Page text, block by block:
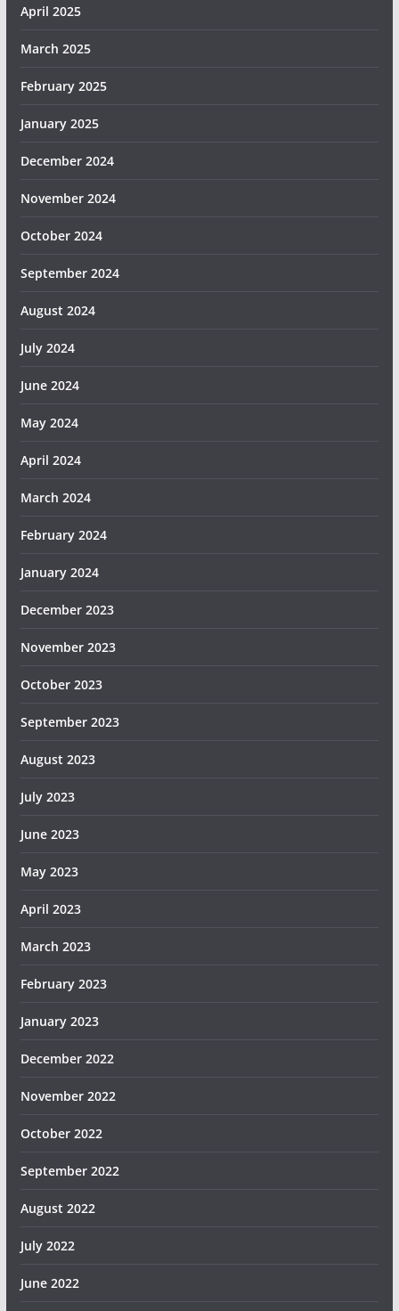
April 2025
March 2025
February 2025
January 2025
December 2024
November 2024
October 2024
September 2024
August 2024
July 2024
June 2024
May 2024
April 2024
March 2024
February 2024
January 2024
December 2023
November 2023
October 2023
September 2023
August 2023
July 2023
June 2023
May 2023
April 2023
March 2023
February 2023
January 2023
December 2022
November 2022
October 2022
September 2022
August 2022
July 2022
June 2022